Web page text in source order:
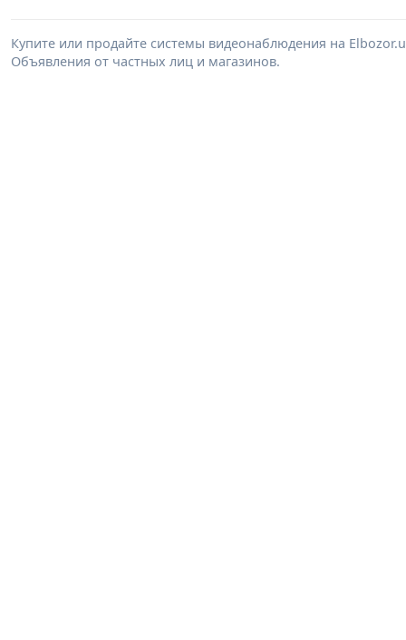
Купите или продайте системы видеонаблюдения на
Объявления от частных лиц и магазинов.